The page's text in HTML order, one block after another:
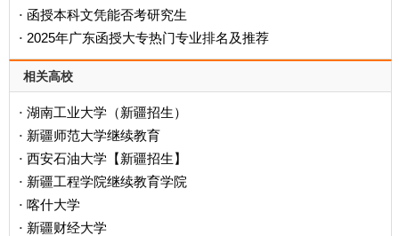
· 函授本科文凭能否考研究生
· 2025年广东函授大专热门专业排名及推荐
相关高校
· 湖南工业大学（新疆招生）
· 新疆师范大学继续教育
· 西安石油大学【新疆招生】
· 新疆工程学院继续教育学院
· 喀什大学
· 新疆财经大学